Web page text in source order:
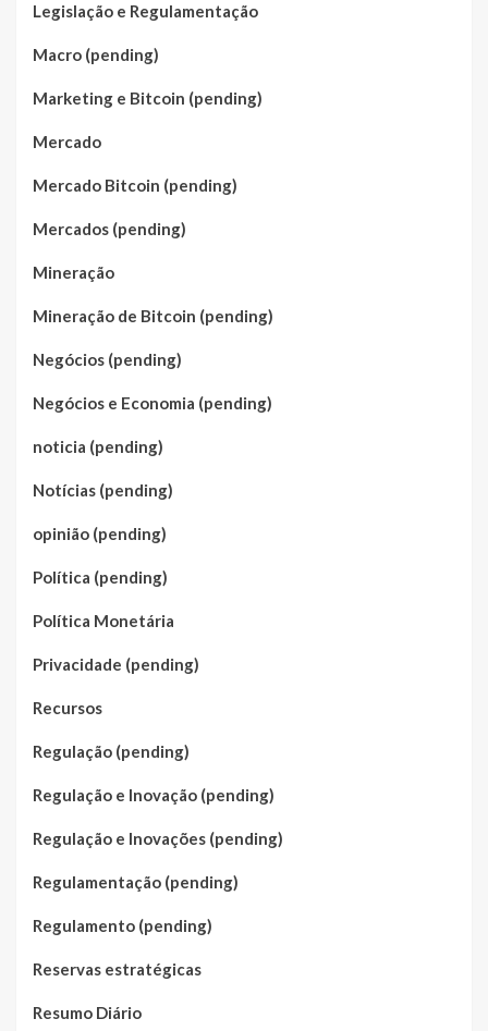
Legislação e Regulamentação
Macro (pending)
Marketing e Bitcoin (pending)
Mercado
Mercado Bitcoin (pending)
Mercados (pending)
Mineração
Mineração de Bitcoin (pending)
Negócios (pending)
Negócios e Economia (pending)
noticia (pending)
Notícias (pending)
opinião (pending)
Política (pending)
Política Monetária
Privacidade (pending)
Recursos
Regulação (pending)
Regulação e Inovação (pending)
Regulação e Inovações (pending)
Regulamentação (pending)
Regulamento (pending)
Reservas estratégicas
Resumo Diário